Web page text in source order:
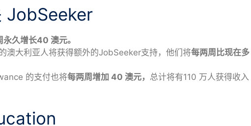
JobSeeker
永久增长40 澳元。
澳大利亚人将获得额外的JobSeeker支持，他们将每两周比现在多
的支付也将每两周增加 40 澳元， 总计将有110 万人获得收入